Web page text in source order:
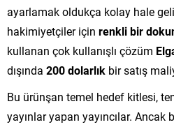
ayarlamak oldukça kolay hale
hakimiyetçiler için renkli bir
kullanan çok kullanışlı çözüm
dışında 200 dolarlık bir satış
Bu ürünşan temel hedef kitlesi,
yayınlar yapan yayıncılar. Ancak